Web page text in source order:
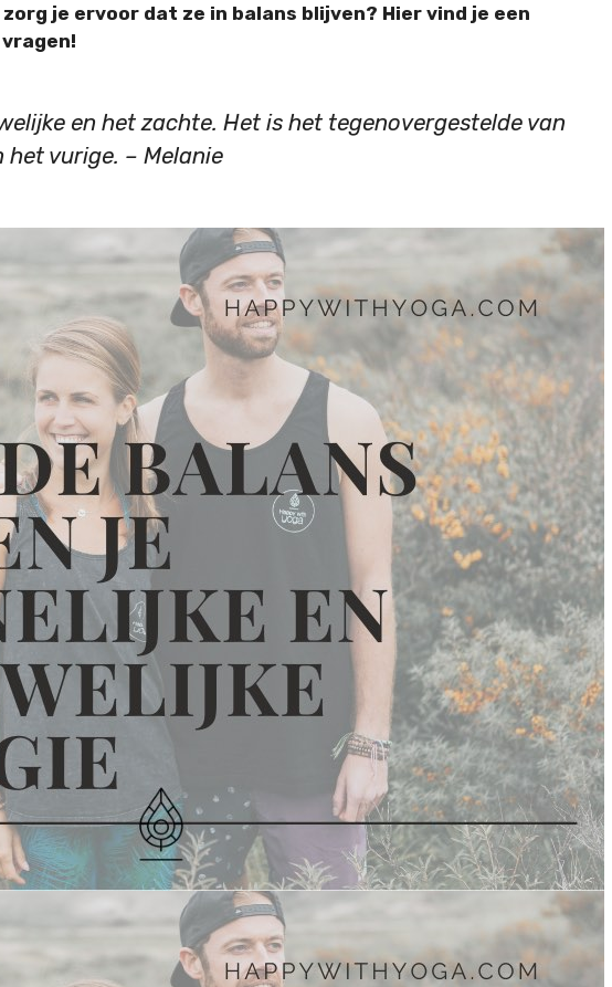
je ervoor dat ze in balans blijven? Hier vind je een
en het zachte. Het is het tegenovergestelde van
het vurige. – Melanie